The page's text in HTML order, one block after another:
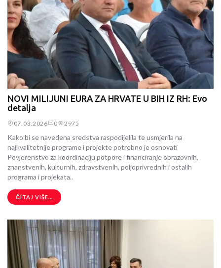
NOVI MILIJUNI EURA ZA HRVATE U BIH IZ RH: Evo
detalja
07.03.2026 0 2975
Kako bi se navedena sredstva raspodijelila te usmjerila na
najkvalitetnije programe i projekte potrebno je osnovati
Povjerenstvo za koordinaciju potpore i financiranje obrazovnih,
znanstvenih, kulturnih, zdravstvenih, poljoprivrednih i ostalih
programa i projekata..
ČITAJ VIŠE...